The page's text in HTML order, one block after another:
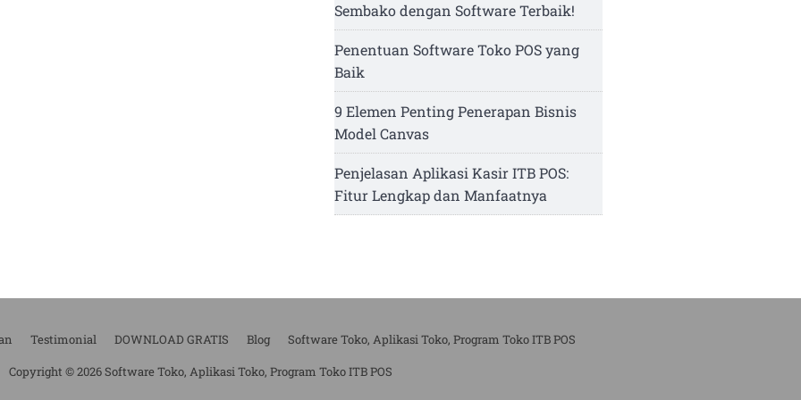
Sembako dengan Software Terbaik!
Penentuan Software Toko POS yang
Baik
9 Elemen Penting Penerapan Bisnis
Model Canvas
Penjelasan Aplikasi Kasir ITB POS:
Fitur Lengkap dan Manfaatnya
Testimonial DOWNLOAD GRATIS Blog
Software Toko, Aplikasi Toko, Program Toko ITB POS
Copyright © 2026 Software Toko, Aplikasi Toko, Program Toko ITB POS